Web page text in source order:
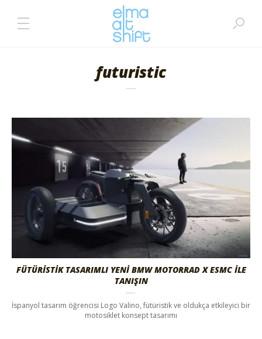
futuristic
FÜTÜRISTIK TASARIMLI YENI BMW MOTORRAD X ESMC İLE
TANIŞIN
İspanyol tasarım öğrencisi Logo Valino, fütüristik ve oldukça etkileyici bir
motosiklet konsept tasarımı